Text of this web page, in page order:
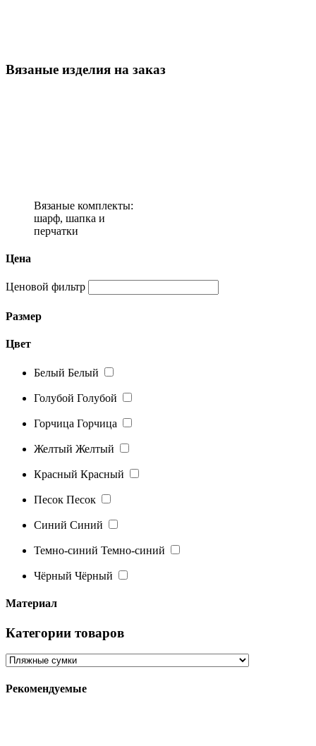
Вязаные изделия на заказ
Вязаные комплекты:
шарф, шапка и
перчатки
Цена
Ценовой фильтр
Размер
Цвет
Белый Белый
Голубой Голубой
Горчица Горчица
Желтый Желтый
Красный Красный
Песок Песок
Синий Синий
Темно-синий Темно-синий
Чёрный Чёрный
Материал
Категории товаров
Рекомендуемые